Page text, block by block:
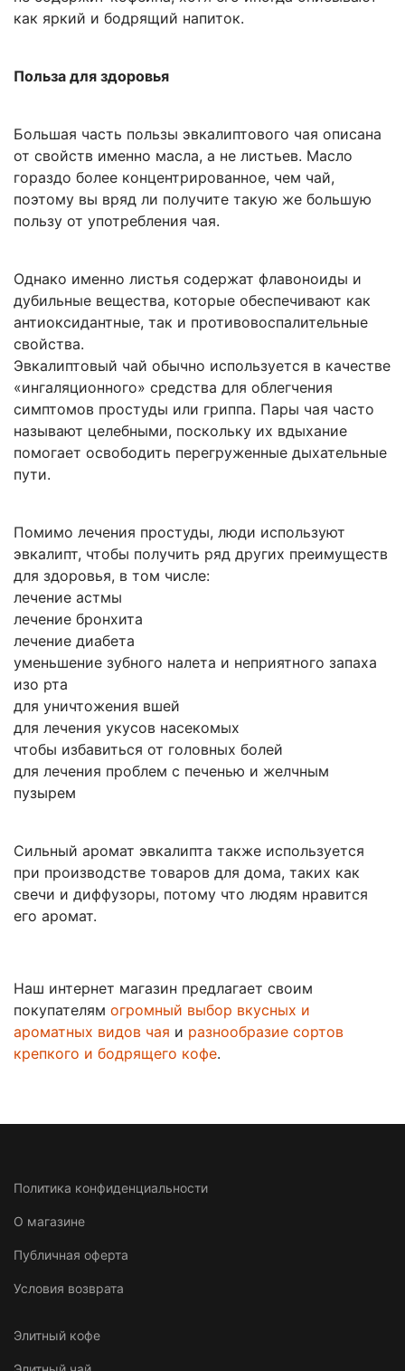
как яркий и бодрящий напиток.
Польза для здоровья
Большая часть пользы эвкалиптового чая описана
от свойств именно масла, а не листьев. Масло
гораздо более концентрированное, чем чай,
поэтому вы вряд ли получите такую ​​же большую
пользу от употребления чая.
Однако именно листья содержат флавоноиды и
дубильные вещества, которые обеспечивают как
антиоксидантные, так и противовоспалительные
свойства.
Эвкалиптовый чай обычно используется в качестве
«ингаляционного» средства для облегчения
симптомов простуды или гриппа. Пары чая часто
называют целебными, поскольку их вдыхание
помогает освободить перегруженные дыхательные
пути.
Помимо лечения простуды, люди используют
эвкалипт, чтобы получить ряд других преимуществ
для здоровья, в том числе:
лечение астмы
лечение бронхита
лечение диабета
уменьшение зубного налета и неприятного запаха
изо рта
для уничтожения вшей
для лечения укусов насекомых
чтобы избавиться от головных болей
для лечения проблем с печенью и желчным
пузырем
Сильный аромат эвкалипта также используется
при производстве товаров для дома, таких как
свечи и диффузоры, потому что людям нравится
его аромат.
Наш интернет магазин предлагает своим
покупателям огромный выбор вкусных и
ароматных видов чая и разнообразие сортов
крепкого и бодрящего кофе.
Политика конфиденциальности
О магазине
Публичная оферта
Условия возврата
Элитный кофе